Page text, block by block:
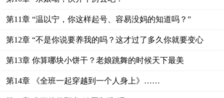
第11章 “温以宁，你这样起号、容易没妈的知道吗？”
第12章 “不是你说要养我的吗？这才过了多久你就要变心
了？”
第13章 你算哪块小饼干？老娘跳舞的时候天下最美
第14章 《全班一起穿越到一个人身上》……